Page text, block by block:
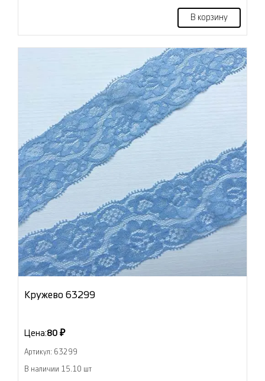
В корзину
Кружево 63299
Цена:80 ₽
Артикул: 63299
В наличии 15.10 шт